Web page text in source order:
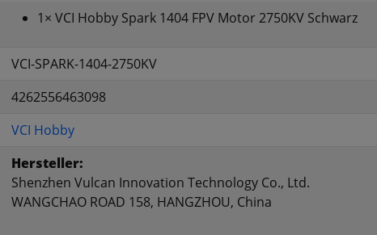
1× VCI Hobby Spark 1404 FPV Motor 2750KV Schwarz
VCI-SPARK-1404-2750KV
4262556463098
VCI Hobby
Hersteller:
Shenzhen Vulcan Innovation Technology Co., Ltd.
WANGCHAO ROAD 158, HANGZHOU, China